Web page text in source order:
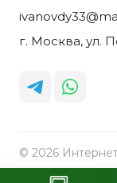
г. Москва, ул.
© 2026